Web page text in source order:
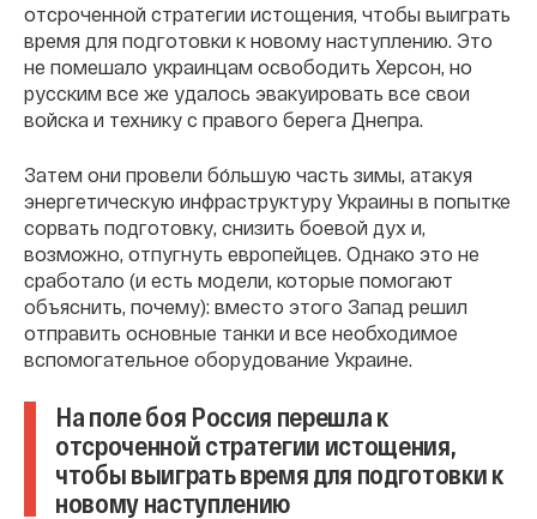
отсроченной стратегии истощения, чтобы выиграть
время для подготовки к новому наступлению. Это
не помешало украинцам освободить Херсон, но
русским все же удалось эвакуировать все свои
войска и технику с правого берега Днепра.
Затем они провели бо́льшую часть зимы, атакуя
энергетическую инфраструктуру Украины в попытке
сорвать подготовку, снизить боевой дух и,
возможно, отпугнуть европейцев. Однако это не
сработало (и есть модели, которые помогают
объяснить, почему): вместо этого Запад решил
отправить основные танки и все необходимое
вспомогательное оборудование Украине.
На поле боя Россия перешла к
отсроченной стратегии истощения,
чтобы выиграть время для подготовки к
новому наступлению